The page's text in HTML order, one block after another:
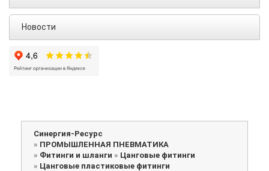
Новости
Синергия-Ресурс
» ПРОМЫШЛЕННАЯ ПНЕВМАТИКА
» Фитинги и шланги » Цанговые фитинги
» Цанговые пластиковые фитинги